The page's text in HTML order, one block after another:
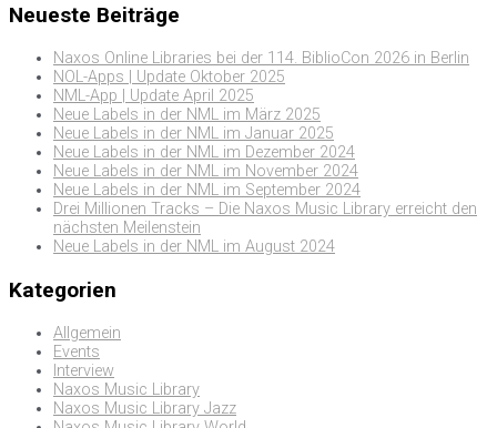
Neueste Beiträge
Naxos Online Libraries bei der 114. BiblioCon 2026 in Berlin
NOL-Apps | Update Oktober 2025
NML-App | Update April 2025
Neue Labels in der NML im März 2025
Neue Labels in der NML im Januar 2025
Neue Labels in der NML im Dezember 2024
Neue Labels in der NML im November 2024
Neue Labels in der NML im September 2024
Drei Millionen Tracks – Die Naxos Music Library erreicht den
nächsten Meilenstein
Neue Labels in der NML im August 2024
Kategorien
Allgemein
Events
Interview
Naxos Music Library
Naxos Music Library Jazz